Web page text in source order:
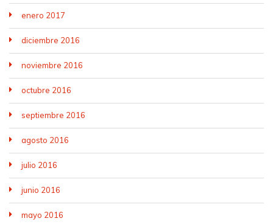
enero 2017
diciembre 2016
noviembre 2016
octubre 2016
septiembre 2016
agosto 2016
julio 2016
junio 2016
mayo 2016